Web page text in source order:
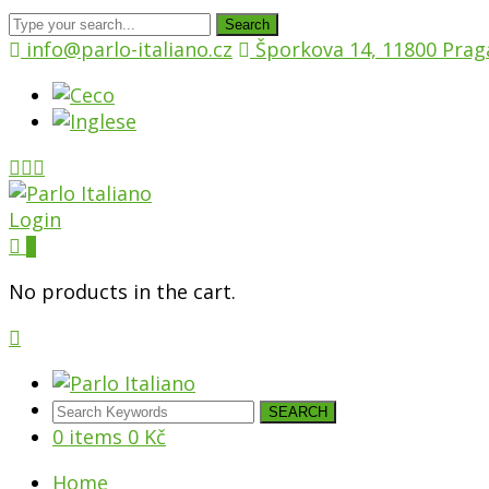
Search
info@parlo-italiano.cz Šporkova 14, 11800
Login
No products in the cart.
SEARCH
0 items 0 Kč
Home